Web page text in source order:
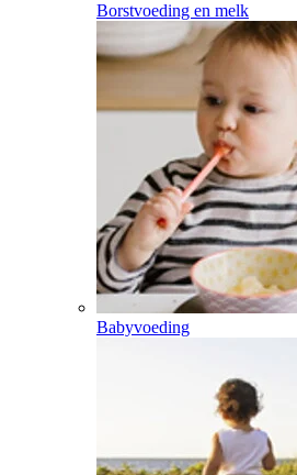
Borstvoeding en melk
Babyvoeding